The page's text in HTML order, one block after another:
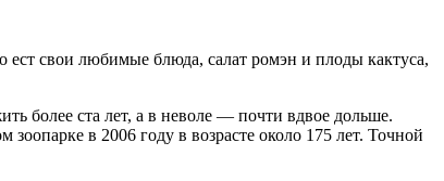
ест свои любимые блюда, салат ромэн и плоды кактуса,
более ста лет, а в неволе — почти вдвое дольше.
в 2006 году в возрасте около 175 лет. Точной